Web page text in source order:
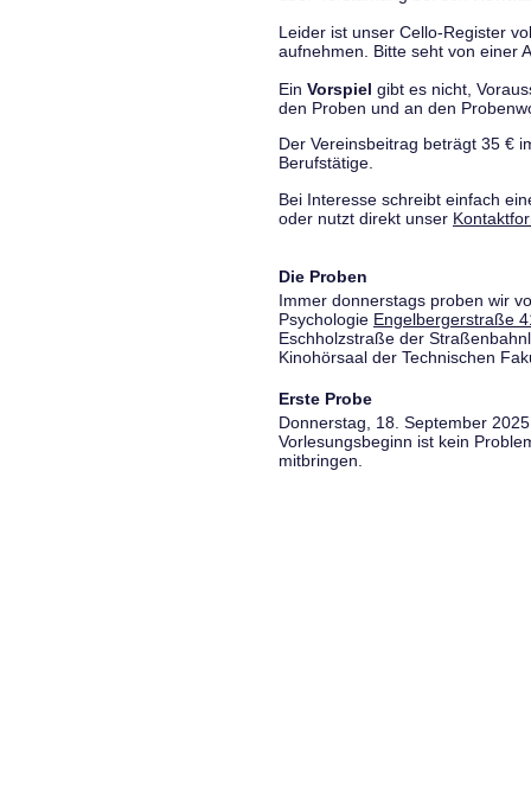
Leider ist unser Cello-Register
aufnehmen. Bitte seht von einer
Ein Vorspiel gibt es nicht,
den Proben und an den
Der Vereinsbeitrag beträgt 35 €
Berufstätige.
Bei Interesse schreibt einfach
oder nutzt direkt unser
Die Proben
Immer donnerstags proben wir
Psychologie Engelbergerstraße
Eschholzstraße der
Kinohörsaal der Technischen
Erste Probe
Donnerstag, 18. September
Vorlesungsbeginn ist kein
mitbringen.